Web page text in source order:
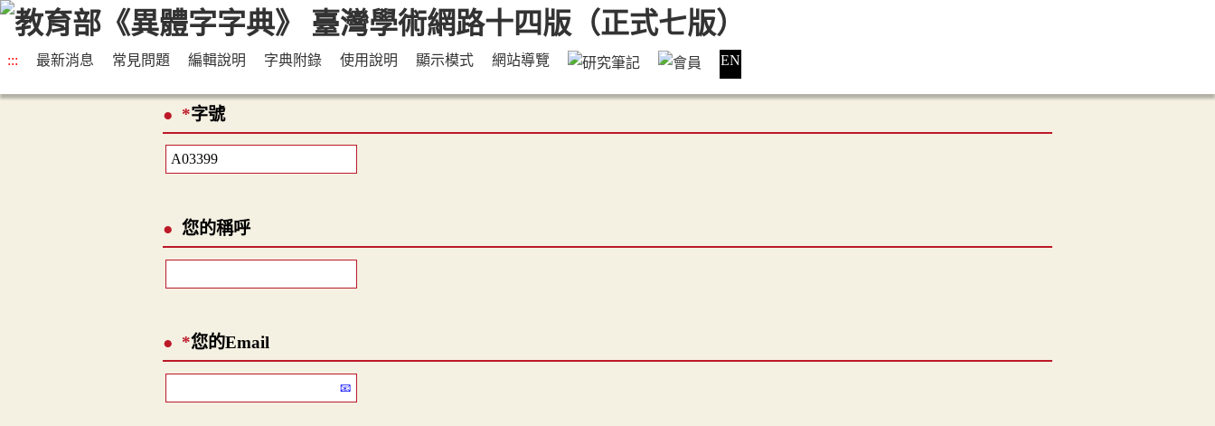
::: 最新消息 常見問題 編輯說明 字典附錄 使用說明 顯示模式 網站導覽 EN
*字號
您的稱呼
*您的Email